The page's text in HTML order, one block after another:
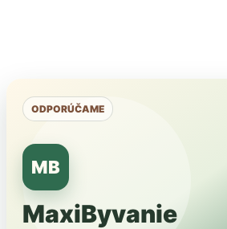
ODPORÚČAME
MB
MaxiByvanie